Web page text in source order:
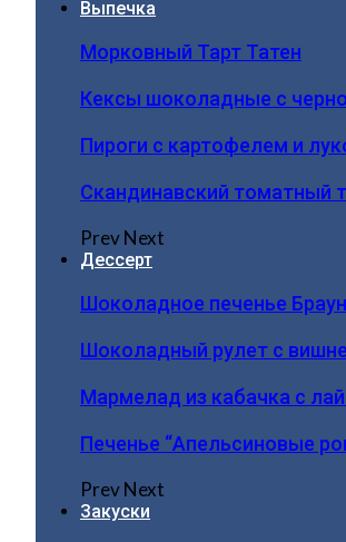
Выпечка
Морковный Тарт Татен
Кексы шоколадные с
Пироги c картофелем и
Скандинавский томатный
PrevNext
Дессерт
Шоколадное печенье
Шоколадный рулет с
Мармелад из кабачка с
Печенье “Апельсиновые
PrevNext
Закуски